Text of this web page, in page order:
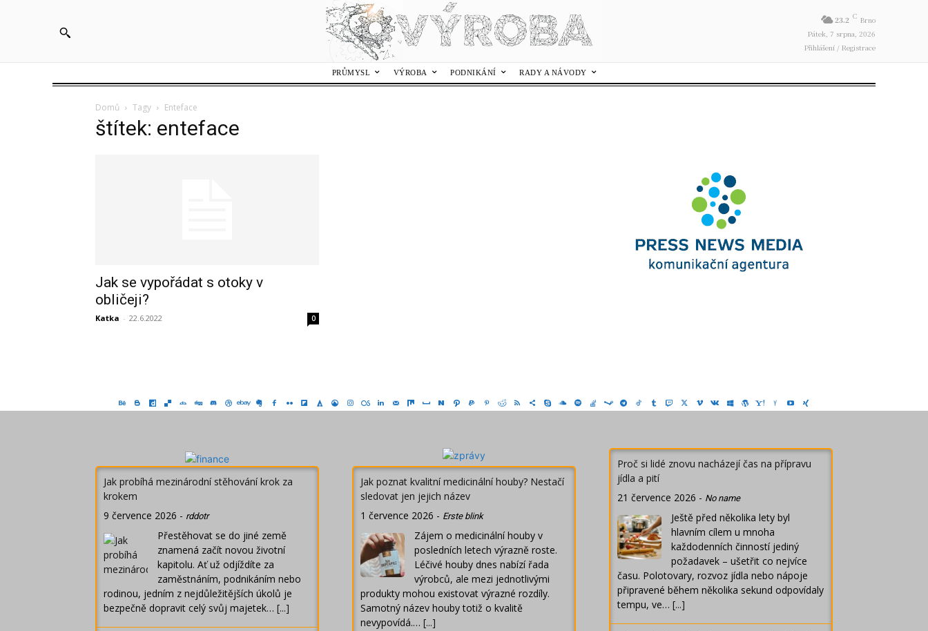
23.2 C Brno
Pátek, 7 srpna, 2026
Přihlášení / Registrace
PRŮMYSL VÝROBA PODNIKÁNÍ RADY A NÁVODY
Domů Tagy Enteface
štítek: enteface
Jak se vypořádat s otoky v
obličeji?
Katka - 22.6.2022 0
Jak probíhá mezinárodní stěhování krok za
krokem
9 července 2026 - rddotr
Přestěhovat se do jiné země
znamená začít novou životní
kapitolu. Ať už odjíždíte za
zaměstnáním, podnikáním nebo
rodinou, jedním z nejdůležitějších úkolů je
bezpečně dopravit celý svůj majetek… [...]
Jak poznat kvalitní medicinální houby? Nestačí
sledovat jen jejich název
1 července 2026 - Erste blink
Zájem o medicinální houby v
posledních letech výrazně roste.
Léčivé houby dnes nabízí řada
výrobců, ale mezi jednotlivými
produkty mohou existovat výrazné rozdíly.
Samotný název houby totiž o kvalitě
nevypovídá.… [...]
Proč si lidé znovu nacházejí čas na přípravu
jídla a pití
21 července 2026 - No name
Ještě před několika lety byl
hlavním cílem u mnoha
každodenních činností jediný
požadavek – ušetřit co nejvíce
času. Polotovary, rozvoz jídla nebo nápoje
připravené během několika sekund odpovídaly
tempu, ve… [...]